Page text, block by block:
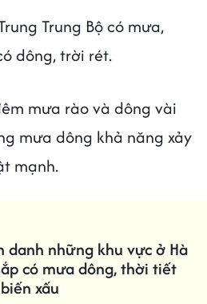
Trung Bộ có mưa,
dông, trời rét.
mưa rào và dông vài
mưa dông khả năng xảy
mạnh.
danh những khu vực ở Hà
có mưa dông, thời tiết
xấu